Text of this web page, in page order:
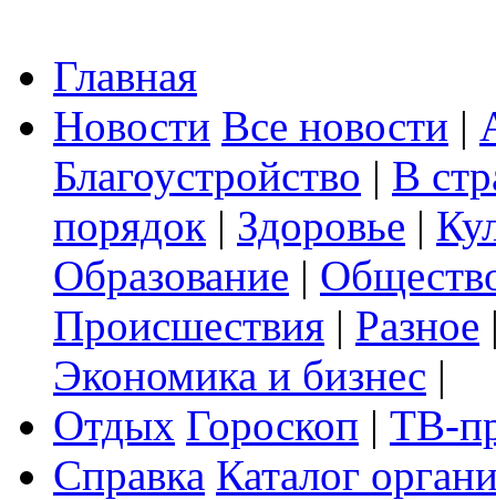
Главная
Новости Все новости |
Благоустройство | В
порядок | Здоровье |
Образование |
Происшествия | Разное
Экономика и бизнес |
Отдых Гороскоп | ТВ-
Справка Каталог